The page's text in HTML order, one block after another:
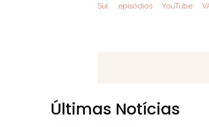
Sul
episódios YouTube
Últimas Notícias